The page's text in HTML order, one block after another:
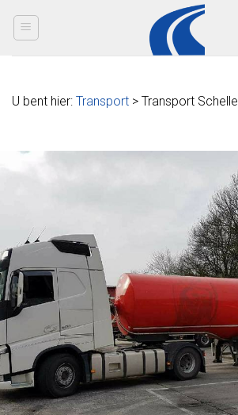
U bent hier: Transport > Transport Schelle